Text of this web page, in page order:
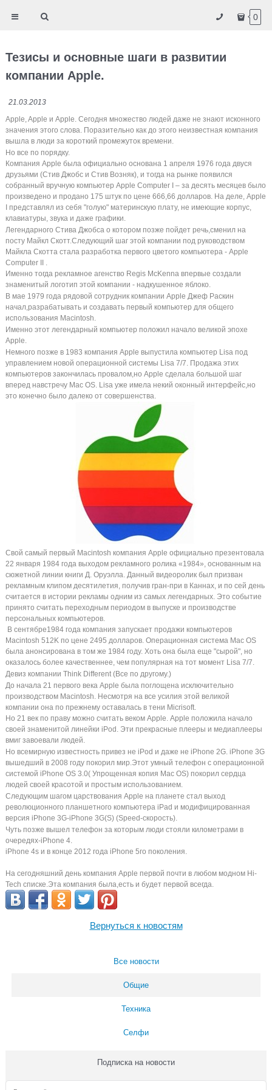
0
Тезисы и основные шаги в развитии
компании Apple.
21.03.2013
Apple, Apple и Apple. Сегодня множество людей даже не знают исконного
значения этого слова. Поразительно как до этого неизвестная компания
вышла в люди за короткий промежуток времени.
Но все по порядку.
Компания Apple была официально основана 1 апреля 1976 года двуся
друзьями (Стив Джобс и Стив Возняк) , и тогда на рынке появился
собранный вручную компьютер Apple Computer I – за десять месяцев было
произведено и продано 175 штук по цене 666,66 долларов. На деле, Apple
I представлял из себя "голую" материнскую плату, не имеющие корпус,
клавиатуры, звука и даже графики.
Легендарного Стива Джобса о котором позже пойдет речь,сменил на
посту Майкл Скотт.Следующий шаг этой компании под руководством
Майкла Скоттастала разработка первого цветого компьютера - Apple
Computer II .
Именно тогда рекламное агенство Regis McKenna впервые создали
знаменитый логотип этой компании - надкушенное яблоко.
В мае 1979 года рядовой сотрудник компании Apple Джеф Раскин
начал,разрабатывать и создавать первый компьютер для общего
использования Macintosh.
Именно этот легендарный компьютер положил начало великой эпохе
Apple.
Немного позже в 1983 компания Apple выпустила компьютер Lisa под
управлением новой операционной системы Lisa 7/7. Продажа этих
компьютеров закончилась провалом,но Apple сделала большой шаг
вперед навстречу Mac OS. Lisa уже имела некий оконный интерфейс,но
это конечно было далеко от совершенства.
Свой самый первый Macintosh компания Apple официально презентовала
22 января 1984 года выходом рекламного ролика «1984», основанным на
сюжетной линии книги Д. Оруэлла. Данный видеоролик был призван
рекламным клипом десятилетия, получив гран-при в Каннах, и по сей день
считается в истории рекламы одним из самых легендарных. Это событие
принято считать переходным периодом в выпуске и производстве
персональных компьютеров.
В сентябре1984 года компания запускает продажи компьютеров
Macintosh 512K по цене 2495 долларов. Операционная система Mac OS
была анонсирована в том же 1984 году. Хоть она была еще"сырой", но
оказалось более качественнее, чем популярная на тот момент Lisa 7/7.
Девиз компании Think Different (Все по другому.)
До начала 21 первого века Apple была поглощена исключительно
производством Macintosh. Несмотря на все усилия этой великой
компанииона по прежнему оставалась в тени Micrisoft.
Но 21 век по праву можно считать веком Apple.Apple положила начало
своей знаменитой линейки iPod. Эти прекрасные плееры и медиаплееры
вмиг завоевали людей.
Но всемирную известность привез не iPod и даже не iPhone 2G.iPhone 3G
вышедший в 2008 году покорил мир.Этот умный телефонс операционной
системой iPhone OS 3.0( Упрощенная копия Mac OS) покорил сердца
людей своей красотой и простым использованием.
Следующим шагом царствования Apple на планете стал выход
революционного планшетного компьютера iPad и модифицированная
версия iPhone 3G-iPhone 3G(S) (Speed-скорость).
Чуть позже вышел телефон за которым люди стояли километрами в
очередях-iPhone 4.
iPhone 4s и в конце 2012 года iPhone 5го поколения.
На сегодняшний день компания Apple первой почти в любом модном Hi-
Tech списке.Эта компания была,есть и будет первой всегда.
Вернуться к новостям
Все новости
Общие
Техника
Селфи
Подписка на новости